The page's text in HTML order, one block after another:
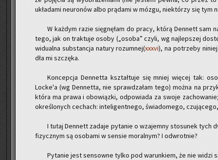
ukła­da­mi neu­ro­nów albo prą­da­mi w mózgu, nie­któ­rzy się tym
W każ­dym razie się­gnę­łam do pracy, którą Den­nett sam
tego, jak on trak­tu­je osoby („osoba” czyli, wg naj­lep­szej
wi­du­al­na sub­stan­cja na­tu­ry ro­zum­nej(xxxvi), na po­trze­by
dła mi szczę­ka.
Kon­cep­cja Den­net­ta kształ­tu­je się mniej wię­cej tak:
Locke'a (wg Den­net­ta, nie spraw­dza­łam tego) można na
która ma prawa i obo­wiąz­ki, od­po­wia­da za swoje
okre­ślo­nych ce­chach: in­te­li­gent­ne­go, świa­do­me­go,
I tutaj Den­nett za­da­je py­ta­nie o wza­jem­ny sto­su­nek
fi­zycz­nym są oso­ba­mi w sen­sie mo­ral­nym? I od­wrot­nie?
Py­ta­nie jest sen­sow­ne tylko pod wa­run­kiem, że nie widzi